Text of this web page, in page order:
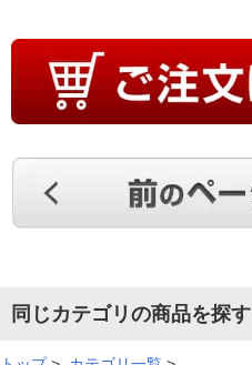
同じカテゴリの商品を探す